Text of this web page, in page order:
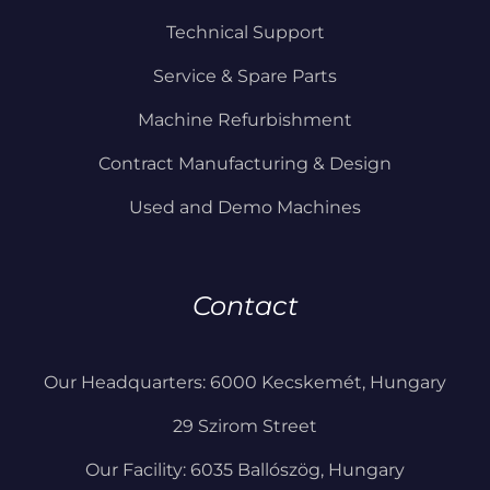
Technical Support
Service & Spare Parts
Machine Refurbishment
Contract Manufacturing & Design
Used and Demo Machines
Contact
Our Headquarters: 6000 Kecskemét, Hungary
29 Szirom Street
Our Facility: 6035 Ballószög, Hungary